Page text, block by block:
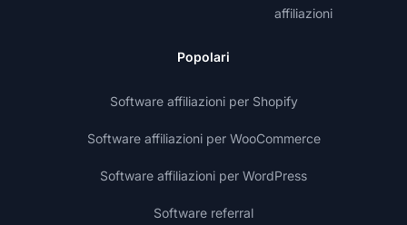
affiliazioni
Popolari
Software affiliazioni per Shopify
Software affiliazioni per WooCommerce
Software affiliazioni per WordPress
Software referral